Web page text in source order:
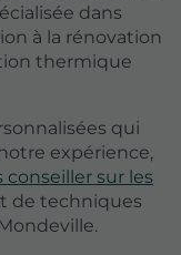
dans
à la rénovation
thermique
qui
expérience,
conseiller sur les
de techniques